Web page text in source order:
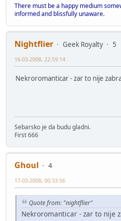
There must be a happy medium
informed and blissfully unaware.
Nightflier Geek Royalty
5
16-03-2008, 22:59:14
Nekroromanticar - zar to nije
Sebarsko je da budu gladni.
First 666
Ghoul
4
17-03-2008, 00:33:56
Quote from: "nightflier"
Nekroromanticar - zar to nije